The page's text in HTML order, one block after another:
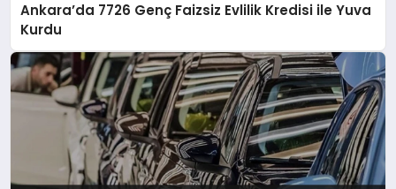
Ankara’da 7726 Genç Faizsiz Evlilik Kredisi ile Yuva
Kurdu